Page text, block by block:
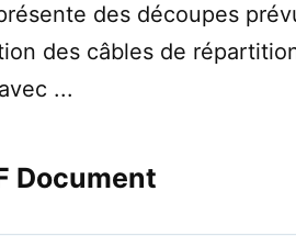
des découpes
des câbles de
...
Document